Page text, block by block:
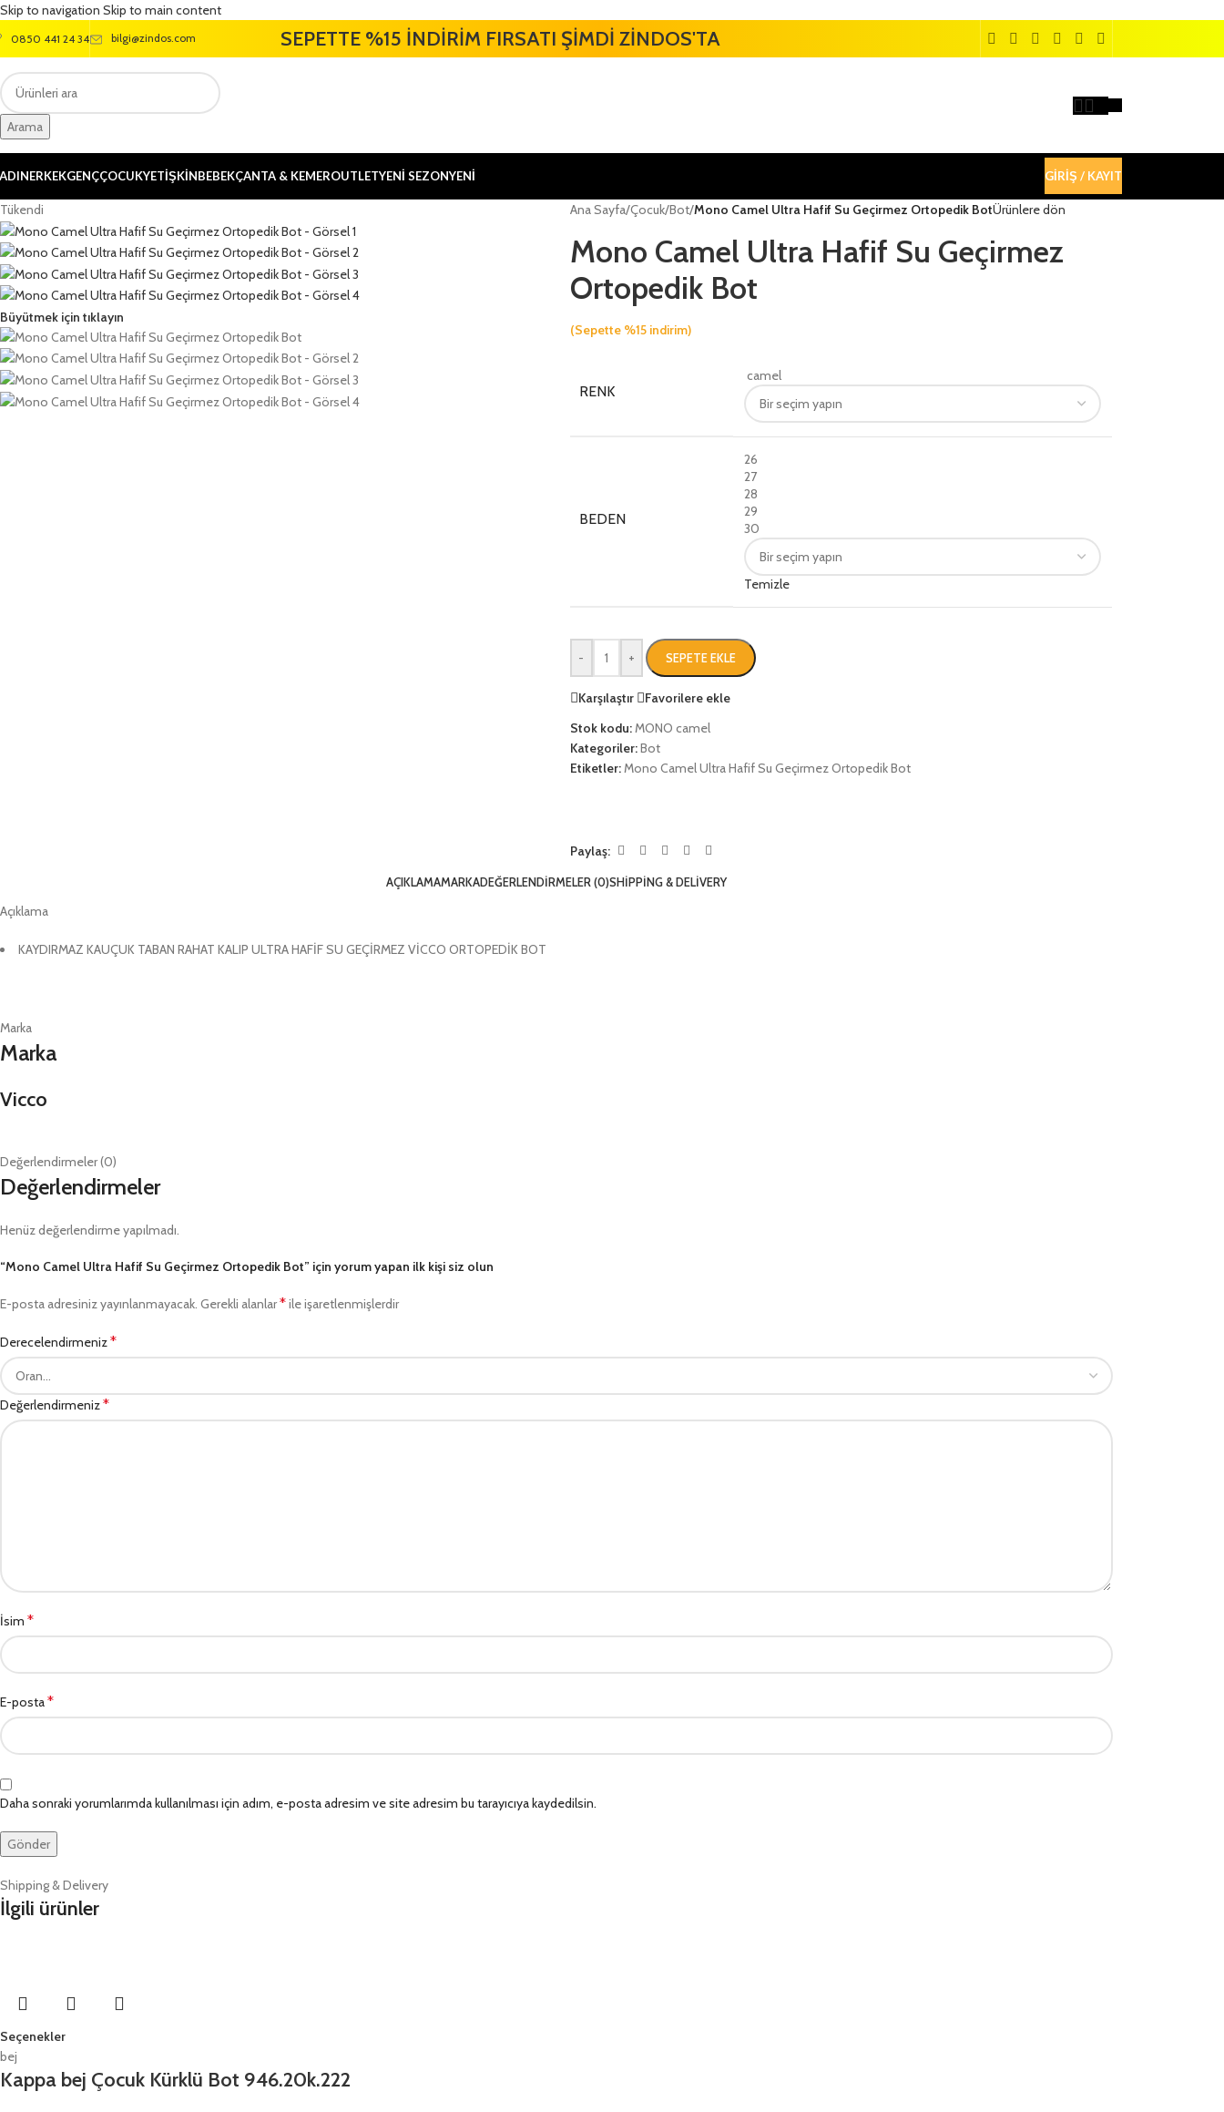
Skip to navigation Skip to main content
0850 441 24 34 bilgi@zindos.com SEPETTE %15 İNDİRİM FIRSATI ŞİMDİ ZİNDOS'TA
Arama
ERKEKGENÇÇOCUKYETİŞKİNBEBEKÇANTA & KEMEROUTLETYENİ SEZONYENİ GIRIŞ / KAYIT
Tükendi
Büyütmek için tıklayın
Ana Sayfa/Çocuk/Bot/Mono Camel Ultra Hafif Su Geçirmez Ortopedik BotÜrünlere dön
Mono Camel Ultra Hafif Su Geçirmez
Ortopedik Bot
(Sepette %15 indirim)
RENK
camel
BEDEN
26
27
28
29
30
Temizle
- + SEPETE EKLE
Karşılaştır
Favorilere ekle
Stok kodu:MONO camel
Kategoriler:Bot
Etiketler:Mono Camel Ultra Hafif Su Geçirmez Ortopedik Bot
Paylaş:
AÇIKLAMAMARKADEĞERLENDIRMELER (0)SHIPPING & DELIVERY
Açıklama
KAYDIRMAZ KAUÇUK TABAN RAHAT KALIP ULTRA HAFİF SU GEÇİRMEZ VİCCO ORTOPEDİK BOT
Marka
Marka
Vicco
Değerlendirmeler (0)
Değerlendirmeler
Henüz değerlendirme yapılmadı.
“Mono Camel Ultra Hafif Su Geçirmez Ortopedik Bot” için yorum yapan ilk kişi siz olun
E-posta adresiniz yayınlanmayacak. Gerekli alanlar*ile işaretlenmişlerdir
Derecelendirmeniz*
Değerlendirmeniz*
İsim *
E-posta*
Daha sonraki yorumlarımda kullanılması için adım, e-posta adresim ve site adresim bu tarayıcıya kaydedilsin.
Shipping & Delivery
İlgili ürünler
Seçenekler
bej
Kappa bej Çocuk Kürklü Bot 946.20k.222